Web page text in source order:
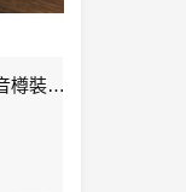
KO-0102 今樣色-日本名牌京の音樽裝鋼筆墨水40ml 4573356130029